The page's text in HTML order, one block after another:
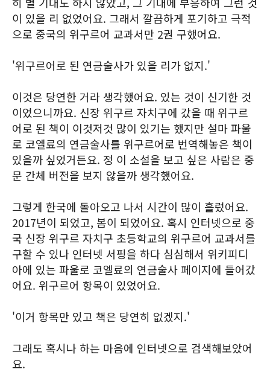
이 있을 리 없었어요. 그래서 깔끔하게 포기하고 극적
으로 중국의 위구르어 교과서만 2권 구했어요.
'위구르어로 된 연금술사가 있을 리가 없지.'
이것은 당연한 거라 생각했어요. 있는 것이 신기한 것
이었으니까요. 신장 위구르 자치구에 갔을 때 위구르
어로 된 책이 이것저것 많이 있기는 했지만 설마 파울
로 코엘료의 연금술사를 위구르어로 번역해놓은 책이
있을까 싶었거든요. 정 이 소설을 보고 싶은 사람은 중
문 간체 버전을 보지 않을까 생각했어요.
그렇게 한국에 돌아오고 나서 시간이 많이 흘렀어요.
2017년이 되었고, 봄이 되었어요. 혹시 인터넷으로 중
국 신장 위구르 자치구 초등학교의 위구르어 교과서를
구할 수 있나 인터넷 서핑을 하다 심심해서 위키피디
아에 있는 파울로 코엘료의 연금술사 페이지에 들어갔
어요. 위구르어 항목이 있었어요.
'이거 항목만 있고 책은 당연히 없겠지.'
그래도 혹시나 하는 마음에 인터넷으로 검색해보았어
요.